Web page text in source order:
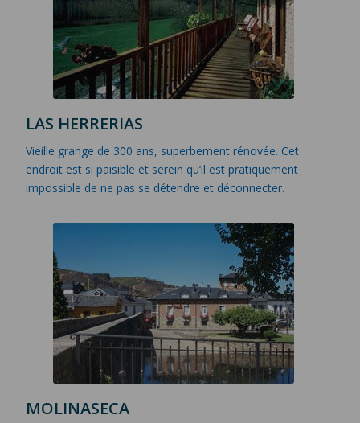
LAS HERRERIAS
Vieille grange de 300 ans, superbement rénovée. Cet
endroit est si paisible et serein qu’il est pratiquement
impossible de ne pas se détendre et déconnecter.
MOLINASECA